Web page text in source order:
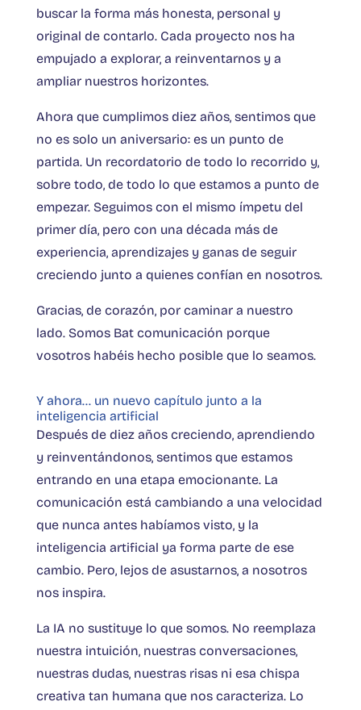
buscar la forma más honesta, personal y
original de contarlo. Cada proyecto nos ha
empujado a explorar, a reinventarnos y a
ampliar nuestros horizontes.
Ahora que cumplimos diez años, sentimos que
no es solo un aniversario: es un punto de
partida. Un recordatorio de todo lo recorrido y,
sobre todo, de todo lo que estamos a punto de
empezar. Seguimos con el mismo ímpetu del
primer día, pero con una década más de
experiencia, aprendizajes y ganas de seguir
creciendo junto a quienes confían en nosotros.
Gracias, de corazón, por caminar a nuestro
lado. Somos Bat comunicación porque
vosotros habéis hecho posible que lo seamos.
Y ahora… un nuevo capítulo junto a la
inteligencia artificial
Después de diez años creciendo, aprendiendo
y reinventándonos, sentimos que estamos
entrando en una etapa emocionante. La
comunicación está cambiando a una velocidad
que nunca antes habíamos visto, y la
inteligencia artificial ya forma parte de ese
cambio. Pero, lejos de asustarnos, a nosotros
nos inspira.
La IA no sustituye lo que somos. No reemplaza
nuestra intuición, nuestras conversaciones,
nuestras dudas, nuestras risas ni esa chispa
creativa tan humana que nos caracteriza. Lo